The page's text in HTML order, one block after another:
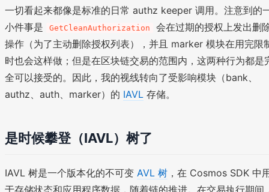
一切看起来都像是标准的日常 authz keeper 调用。注意到的
小件事是
GetCleanAuthorization
会在过期的授权上发出删
操作（为了主动删除授权列表），并且 marker 模块在用完限
时也会这样做；但是在区块链交易的范围内，这两种行为都是
全可以接受的。因此，我的视线转向了受影响模块（bank、
authz、auth、marker）的 IAVL 存储。
是时候攀登（IAVL）树了
IAVL 树是一个版本化的不可变 AVL 树 ，在 Cosmos SDK 中